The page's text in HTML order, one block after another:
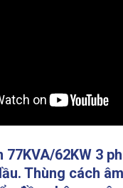
77KVA/62KW 3
Thùng cách